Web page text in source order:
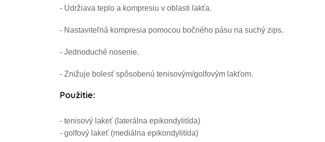
- Udržiava teplo a kompresiu v oblasti lakťa.
- Nastaviteľná kompresia pomocou bočného pásu na suchý zips.
- Jednoduché nosenie.
- Znižuje bolesť spôsobenú tenisovým/golfovým lakťom.
Použitie:
- tenisový lakeť (laterálna epikondylitída)
- golfový lakeť (mediálna epikondylitída)